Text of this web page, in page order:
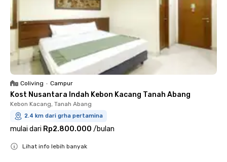
Coliving • Campur
Kost Nusantara Indah Kebon Kacang Tanah Abang
Kebon Kacang, Tanah Abang
2.4 km dari grha pertamina
mulai dari Rp2.800.000 /bulan
Lihat info lebih banyak